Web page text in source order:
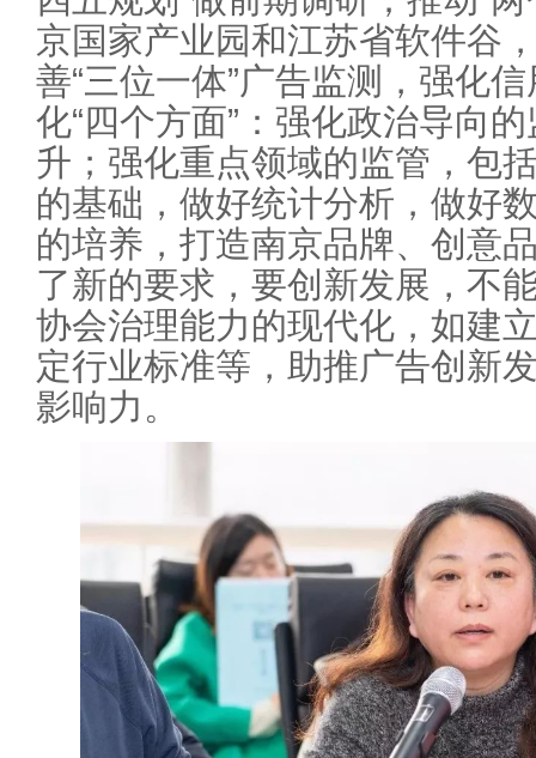
京国家产业园和江苏省软件谷
善“三位一体”广告监测，强化
化“四个方面”：强化政治导向
升；强化重点领域的监管，包
的基础，做好统计分析，做好
的培养，打造南京品牌、创意
了新的要求，要创新发展，不
协会治理能力的现代化，如建
定行业标准等，助推广告创新
影响力。